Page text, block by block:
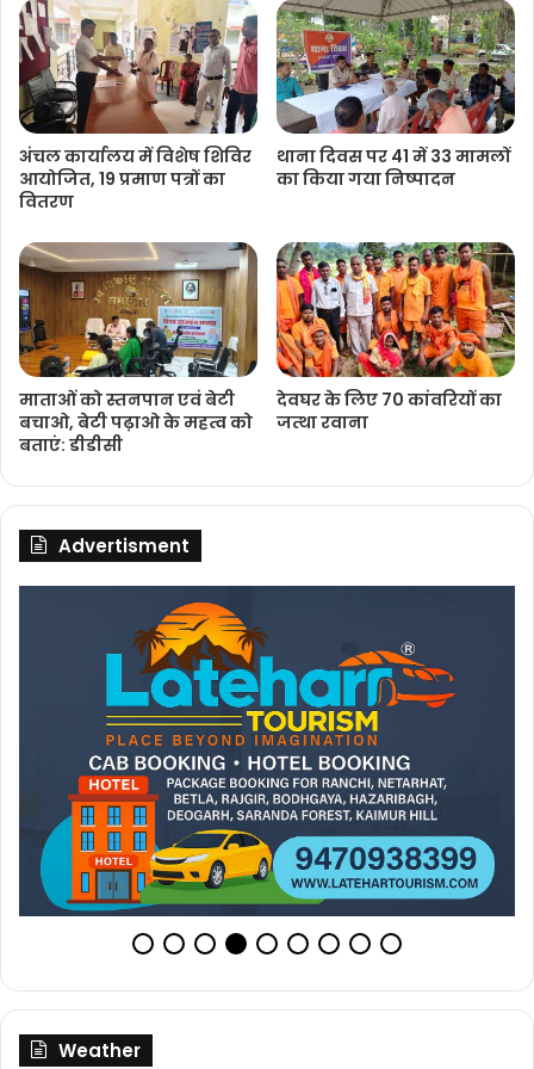
अंचल कार्यालय में विशेष शिविर
आयोजित, 19 प्रमाण पत्रों का
वितरण
थाना दिवस पर 41 में 33 मामलों
का किया गया निष्‍पादन
माताओं को स्तनपान एवं बेटी
बचाओ, बेटी पढ़ाओ के महत्व को
बताएं: डीडीसी
देवघर के लिए 70 कांवरियों का
जत्था रवाना
Advertisment
Weather